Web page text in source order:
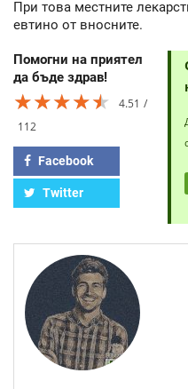
При това местните
евтино от вносните.
Помогни на приятел
да бъде здрав!
★★★★★
★★★★★
★★★★★
4.51
112
Facebook
Twitter